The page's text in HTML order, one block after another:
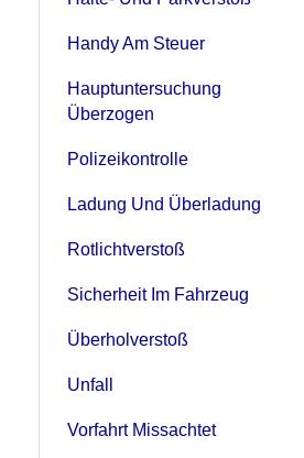
Handy Am Steuer
Hauptuntersuchung
Überzogen
Polizeikontrolle
Ladung Und Überladung
Rotlichtverstoß
Sicherheit Im Fahrzeug
Überholverstoß
Unfall
Vorfahrt Missachtet